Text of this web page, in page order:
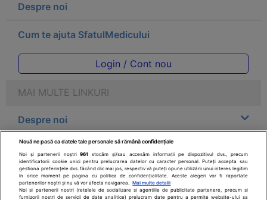
Despre noi
Cum te ajuta SfatulMedicului
Login / Cont nou
MAI MULTE LINKURI
Despre noi
Legal
Drepturile consumatorului
Nouă ne pasă ca datele tale personale să rămână confidențiale
Noi și partenerii noștri961
stocăm și/sau accesăm informații pe dispozitivul dvs., precum
identificatorii cookie unici pentru prelucrarea datelor cu caracter personal. Puteți accepta sau
gestiona preferințele dvs. făcând clic mai jos, respectiv vă puteți opune utilizării unui interes legitim
în orice moment pe pagina cu politica de confidențialitate. Aceste alegeri vor fi raportate
partenerilor noștri și nu vă vor afecta navigarea.
Mai multe detalii
Noi si partenerii nostri (retelele de socializare si agentiile de publicitate partenere, precum si
furnizorii nostri de servicii de date analitice) prelucram date pentru a permite website-ului sa